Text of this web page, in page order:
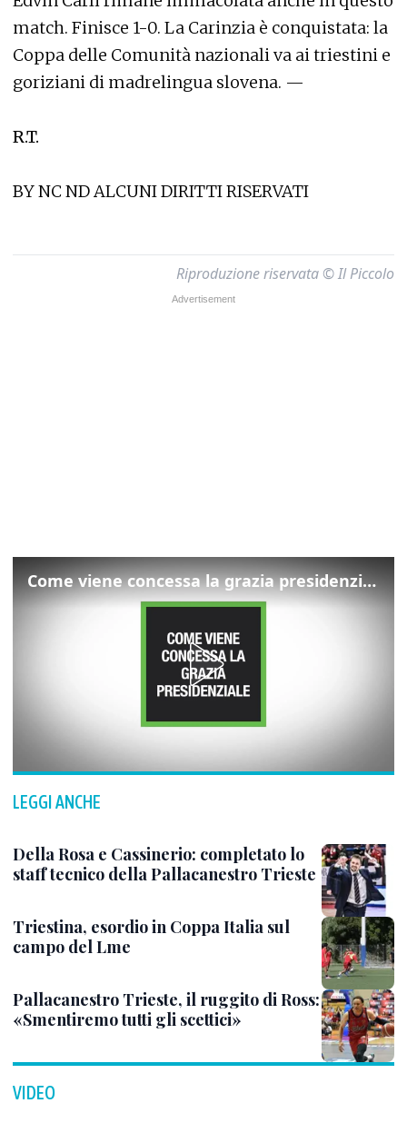
match. Finisce 1-0. La Carinzia è conquistata: la
Coppa delle Comunità nazionali va ai triestini e
goriziani di madrelingua slovena. —
R.T.
BY NC ND ALCUNI DIRITTI RISERVATI
Riproduzione riservata © Il Piccolo
Come viene concessa la grazia presidenziale
LEGGI ANCHE
Della Rosa e Cassinerio: completato lo
staff tecnico della Pallacanestro Trieste
Triestina, esordio in Coppa Italia sul
campo del Lme
Pallacanestro Trieste, il ruggito di Ross:
«Smentiremo tutti gli scettici»
VIDEO